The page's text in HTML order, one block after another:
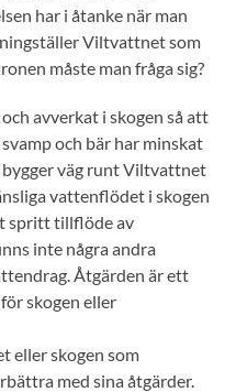
har i åtanke när man
Viltvattnet som
måste man fråga sig?
avverkat i skogen så att
och bär har minskat
väg runt Viltvattnet
vattenflödet i skogen
spritt tillflöde av
inte några andra
Åtgärden är ett
skogen eller
eller skogen som
med sina åtgärder.